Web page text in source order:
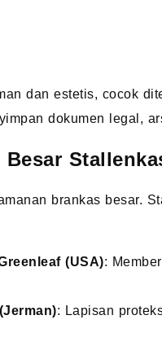
dan estetis, cocok
dokumen legal,
brankas besar.
(USA):
: Lapisan